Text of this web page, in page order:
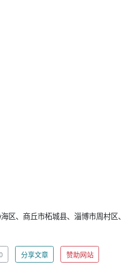
区、商丘市柘城县、淄博市周村区、
分享文章 赞助网站